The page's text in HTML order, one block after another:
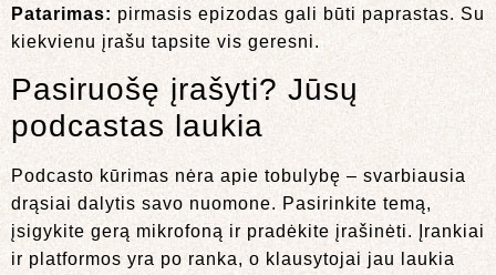
Patarimas: pirmasis epizodas gali būti paprastas. Su
kiekvienu įrašu tapsite vis geresni.
Pasiruošę įrašyti? Jūsų
podcastas laukia
Podcasto kūrimas nėra apie tobulybę – svarbiausia
drąsiai dalytis savo nuomone. Pasirinkite temą,
įsigykite gerą mikrofoną ir pradėkite įrašinėti. Įrankiai
ir platformos yra po ranka, o klausytojai jau laukia